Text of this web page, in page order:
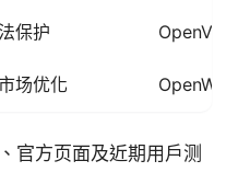
保护
场优化
官方页面及近期用户测